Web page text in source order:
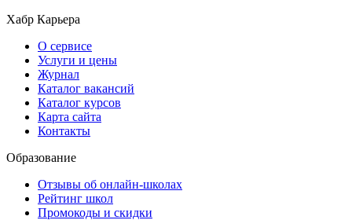
Хабр Карьера
О сервисе
Услуги и цены
Журнал
Каталог вакансий
Каталог курсов
Карта сайта
Контакты
Образование
Отзывы об онлайн-школах
Рейтинг школ
Промокоды и скидки